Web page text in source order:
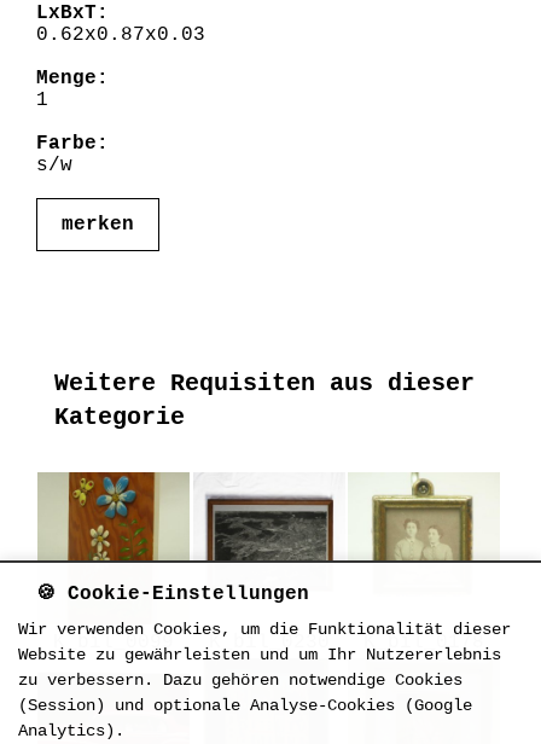
LxBxT:
0.62x0.87x0.03
Menge:
1
Farbe:
s/w
merken
Weitere Requisiten aus dieser
Kategorie
K_bil_0099 K_bil_0230 K_bil_0178
🍪 Cookie-Einstellungen
Wir verwenden Cookies, um die Funktionalität dieser
Website zu gewährleisten und um Ihr Nutzererlebnis
zu verbessern. Dazu gehören notwendige Cookies
(Session) und optionale Analyse-Cookies (Google
Analytics).